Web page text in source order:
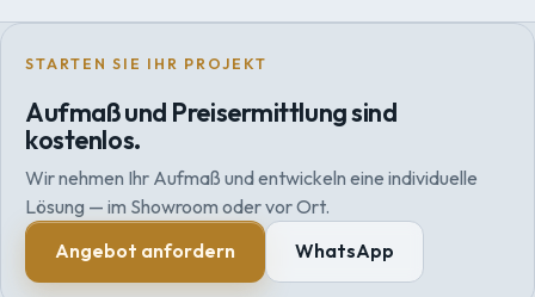
STARTEN SIE IHR PROJEKT
Aufmaß und Preisermittlung sind
kostenlos.
Wir nehmen Ihr Aufmaß und entwickeln eine individuelle
Lösung — im Showroom oder vor Ort.
Angebot anfordern
WhatsApp